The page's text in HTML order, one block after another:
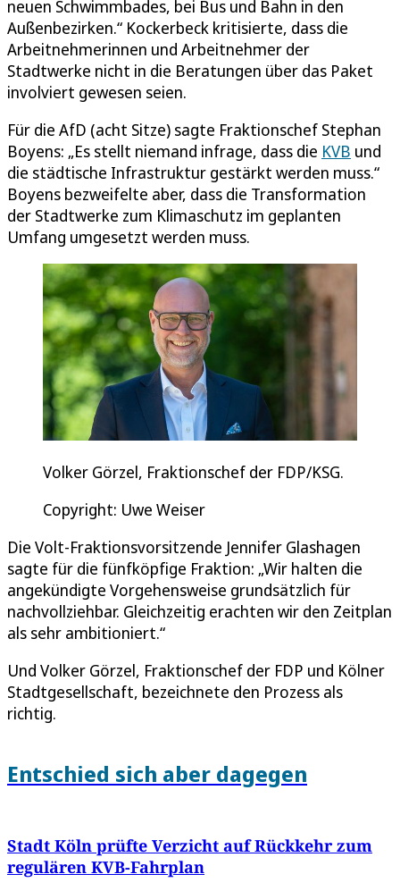
neuen Schwimmbades, bei Bus und Bahn in den
Außenbezirken.“ Kockerbeck kritisierte, dass die
Arbeitnehmerinnen und Arbeitnehmer der
Stadtwerke nicht in die Beratungen über das Paket
involviert gewesen seien.
Für die AfD (acht Sitze) sagte Fraktionschef Stephan
Boyens: „Es stellt niemand infrage, dass die KVB und
die städtische Infrastruktur gestärkt werden muss.“
Boyens bezweifelte aber, dass die Transformation
der Stadtwerke zum Klimaschutz im geplanten
Umfang umgesetzt werden muss.
Volker Görzel, Fraktionschef der FDP/KSG.
Copyright: Uwe Weiser
Die Volt-Fraktionsvorsitzende Jennifer Glashagen
sagte für die fünfköpfige Fraktion: „Wir halten die
angekündigte Vorgehensweise grundsätzlich für
nachvollziehbar. Gleichzeitig erachten wir den Zeitplan
als sehr ambitioniert.“
Und Volker Görzel, Fraktionschef der FDP und Kölner
Stadtgesellschaft, bezeichnete den Prozess als
richtig.
Entschied sich aber dagegen
Stadt Köln prüfte Verzicht auf Rückkehr zum
regulären KVB-Fahrplan